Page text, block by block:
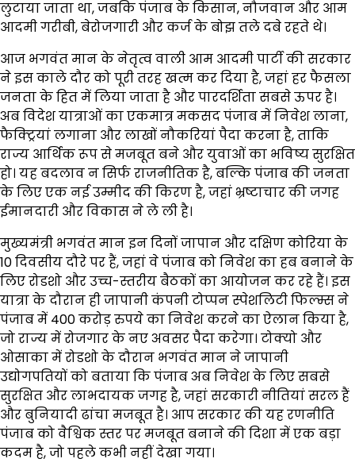
लुटाया जाता था, जबकि पंजाब के किसान, नौजवान और आम
आदमी गरीबी, बेरोजगारी और कर्ज के बोझ तले दबे रहते थे।
आज भगवंत मान के नेतृत्व वाली आम आदमी पार्टी की सरकार
ने इस काले दौर को पूरी तरह खत्म कर दिया है, जहां हर फैसला
जनता के हित में लिया जाता है और पारदर्शिता सबसे ऊपर है।
अब विदेश यात्राओं का एकमात्र मकसद पंजाब में निवेश लाना,
फैक्ट्रियां लगाना और लाखों नौकरियां पैदा करना है, ताकि
राज्य आर्थिक रूप से मजबूत बने और युवाओं का भविष्य सुरक्षित
हो। यह बदलाव न सिर्फ राजनीतिक है, बल्कि पंजाब की जनता
के लिए एक नई उम्मीद की किरण है, जहां भ्रष्टाचार की जगह
ईमानदारी और विकास ने ले ली है।
मुख्यमंत्री भगवंत मान इन दिनों जापान और दक्षिण कोरिया के
10 दिवसीय दौरे पर हैं, जहां वे पंजाब को निवेश का हब बनाने के
लिए रोडशो और उच्च-स्तरीय बैठकों का आयोजन कर रहे हैं। इस
यात्रा के दौरान ही जापानी कंपनी टोप्पन स्पेशलिटी फिल्म्स ने
पंजाब में 400 करोड़ रुपये का निवेश करने का ऐलान किया है,
जो राज्य में रोजगार के नए अवसर पैदा करेगा। टोक्यो और
ओसाका में रोडशो के दौरान भगवंत मान ने जापानी
उद्योगपतियों को बताया कि पंजाब अब निवेश के लिए सबसे
सुरक्षित और लाभदायक जगह है, जहां सरकारी नीतियां सरल हैं
और बुनियादी ढांचा मजबूत है। आप सरकार की यह रणनीति
पंजाब को वैश्विक स्तर पर मजबूत बनाने की दिशा में एक बड़ा
कदम है, जो पहले कभी नहीं देखा गया।